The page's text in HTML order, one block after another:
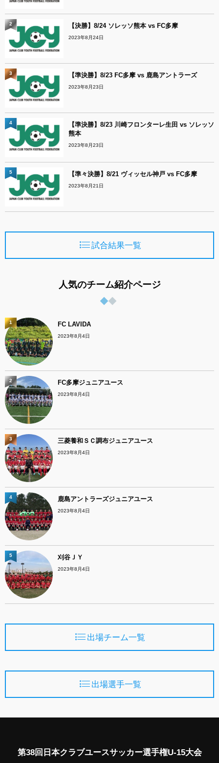
【決勝】8/24 ソレッソ熊本 vs FC多摩
2023年8月24日
2
【準決勝】8/23 FC多摩 vs 鹿島アントラーズ
2023年8月23日
3
【準決勝】8/23 川崎フロンターレ生田 vs ソレッソ
熊本
2023年8月23日
4
【準々決勝】8/21 ヴィッセル神戸 vs FC多摩
2023年8月21日
5
試合結果一覧
人気のチーム紹介ページ
FC LAVIDA
2023年8月4日
1
FC多摩ジュニアユース
2023年8月4日
2
三菱養和ＳＣ調布ジュニアユース
2023年8月4日
3
鹿島アントラーズジュニアユース
2023年8月4日
4
刈谷ＪＹ
2023年8月4日
5
出場チーム一覧
出場選手一覧
第38回日本クラブユースサッカー選手権U-15大会